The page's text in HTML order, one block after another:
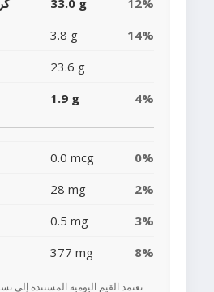
33.0 g
12%
3.8 g
14%
23.6 g
1.9 g 4%
0.0 mcg
0%
28 mg
2%
0.5 mg
3%
377 mg 8%